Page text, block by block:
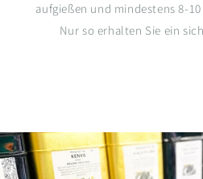
aufgießen und mindestens 8-
Nur so erhalten Sie ein